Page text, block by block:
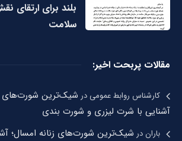
بلند برای ارتقای
سلامت
مقالات پربحت اخیر:
کارشناس روابط عمومیدر شیک‌ترین شورت‌های
آشنایی با شرت لیزری و شورت بندی
باراندر شیک‌ترین شورت‌های زنانه امسال؛